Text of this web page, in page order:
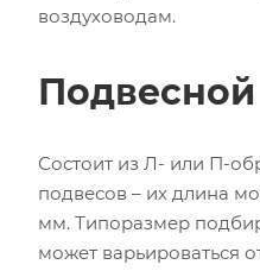
воздуховодам.
Состоит из Л- или П-
подвесов – их длина
мм. Типоразмер
может варьироваться